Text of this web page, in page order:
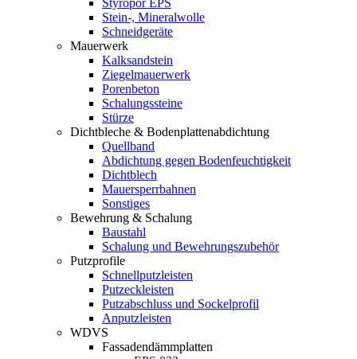
Styropor EPS
Stein-, Mineralwolle
Schneidgeräte
Mauerwerk
Kalksandstein
Ziegelmauerwerk
Porenbeton
Schalungssteine
Stürze
Dichtbleche & Bodenplattenabdichtung
Quellband
Abdichtung gegen Bodenfeuchtigkeit
Dichtblech
Mauersperrbahnen
Sonstiges
Bewehrung & Schalung
Baustahl
Schalung und Bewehrungszubehör
Putzprofile
Schnellputzleisten
Putzeckleisten
Putzabschluss und Sockelprofil
Anputzleisten
WDVS
Fassadendämmplatten